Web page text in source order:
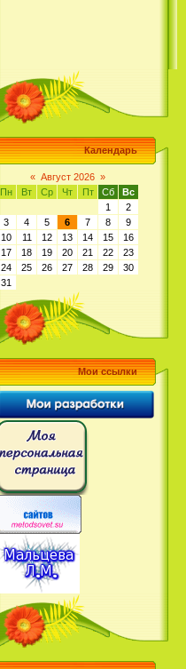
Календарь
« Август 2026 »
Пн
Вт Ср Чт Пт Сб
Вс
1
2
3
4 5 6 7 8
9
10
11 12 13 14 15
16
17
18 19 20 21 22
23
24
25 26 27 28 29
30
31
Мои ссылки